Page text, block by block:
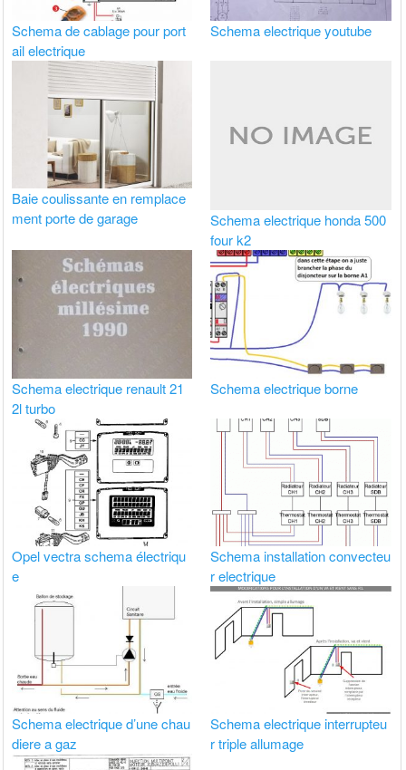
Schema de cablage pour port
ail electrique
Schema electrique youtube
Baie coulissante en remplace
ment porte de garage
Schema electrique honda 500
four k2
Schema electrique renault 21
2l turbo
Schema electrique borne
Opel vectra schema électriqu
e
Schema installation convecteu
r electrique
Schema electrique d’une chau
diere a gaz
Schema electrique interrupteu
r triple allumage